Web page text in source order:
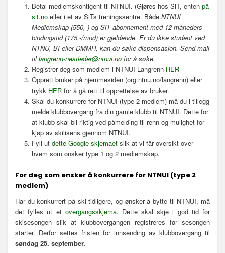
Betal medlemskontigent til NTNUI. (Gjøres hos SiT, enten på
sit.noeller i et av SiTs treningssentre. BådeNTNUI
Medlemskap (550,-) og SiT abonnement med 12-måneders
bindingstid (175,-/mnd) er gjeldende. Er du ikke student ved
NTNU, BI eller DMMH, kan du søke dispensasjon. Send mail
tillangrenn-nestleder@ntnui.nofor å søke.
Registrer deg som medlem i NTNUI Langrenn HER
Opprett bruker på hjemmesiden (org.ntnu.no/langrenn) eller
trykk HERfor å gå rett til opprettelse av bruker.
Skal du konkurrere for NTNUI (type 2 medlem) må du i tillegg
melde klubbovergang fra din gamle klubb til NTNUI. Dette for
at klubb skal bli riktig ved påmelding til renn og mulighet for
kjøp av skilisens gjennom NTNUI.
Fyll ut dette Google skjemaetslik at vi får oversikt over
hvem som ønsker type 1 og 2 medlemskap.
For deg som ønsker å konkurrere for NTNUI (type 2
medlem)
Har du konkurrert på ski tidligere, og ønsker å bytte til NTNUI, må
det fylles ut et overgangsskjema. Dette skal skje i god tid før
skisesongen slik at klubbovergangen registreres før sesongen
starter. Derfor settes fristen for innsending av klubbovergang til
søndag 25. september.